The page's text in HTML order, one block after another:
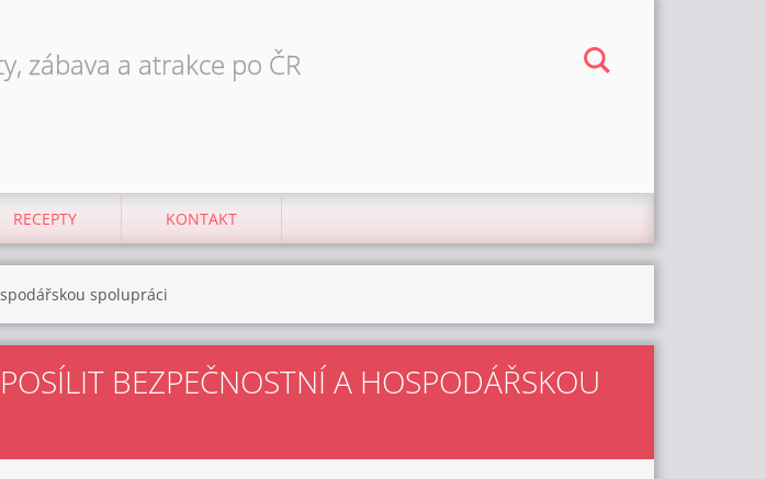
zábava a atrakce po ČR
RECEPTY KONTAKT
spolupráci
BEZPEČNOSTNÍ A HOSPODÁŘSKOU